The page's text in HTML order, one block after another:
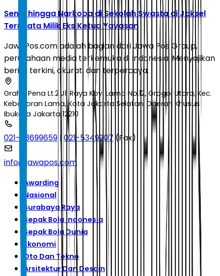
Senpi hingga Narkoba di Sekolah Swasta di Jaksel
Ternyata Milik Eks Ketua Yayasan
JawaPos.com adalah bagian dari Jawa Pos Group,
perusahaan media terkemuka di Indonesia. Menyajikan
berita terkini, akurat, dan terpercaya.
Graha Pena Lt.2 Jl. Raya Kby. Lama No.12, Grogol Utara, Kec.
Kebayoran Lama, Kota Jakarta Selatan, Daerah Khusus
Ibukota Jakarta 12210
021-53699659 | 021-5349207 (Fax)
info@jawapos.com
Awarding
Nasional
Surabaya Raya
Sepak Bola Indonesia
Sepak Bola Dunia
Ekonomi
Oto Dan Tekno
Arsitektur Dan Desain